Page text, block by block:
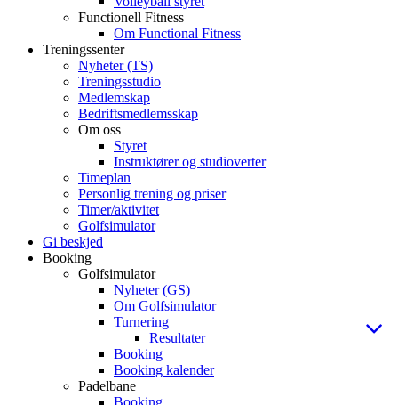
Functionell Fitness
Om Functional Fitness
Treningssenter
Nyheter (TS)
Treningsstudio
Medlemskap
Bedriftsmedlemsskap
Om oss
Styret
Instruktører og studioverter
Timeplan
Personlig trening og priser
Timer/aktivitet
Golfsimulator
Gi beskjed
Booking
Golfsimulator
Nyheter (GS)
Om Golfsimulator
Turnering
Resultater
Booking
Booking kalender
Padelbane
Booking